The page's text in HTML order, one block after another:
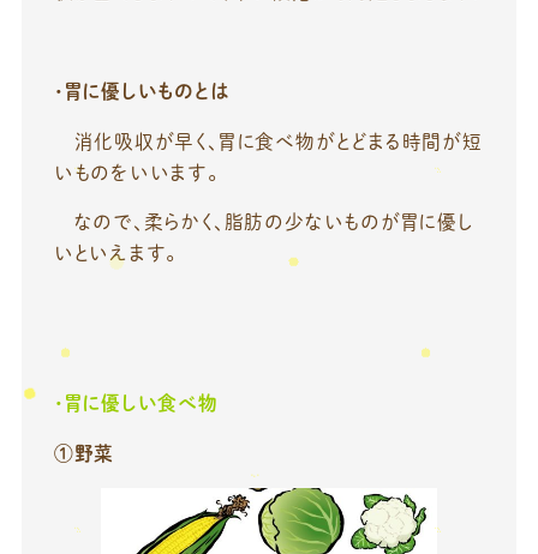
・胃に優しいものとは
消化吸収が早く、胃に食べ物がとどまる時間が短
いものをいいます。
なので、柔らかく、脂肪の少ないものが胃に優し
いといえます。
・胃に優しい食べ物
①野菜